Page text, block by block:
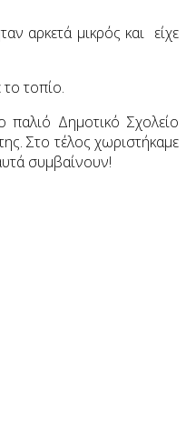
αρκετά μικρός και είχε
τοπίο.
Δημοτικό Σχολείο
Στο τέλος χωριστήκαμε
συμβαίνουν!